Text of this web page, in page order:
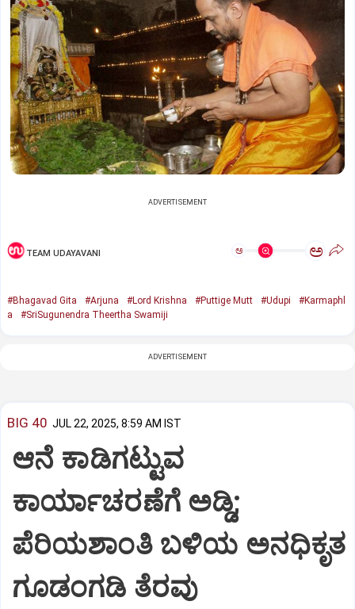
ADVERTISEMENT
TEAM UDAYAVANI ಅ ಅ
#Bhagavad Gita #Arjuna #Lord Krishna #Puttige Mutt #Udupi
#Karmaphl
a
#SriSugunendra Theertha Swamiji
ADVERTISEMENT
BIG 40 JUL 22, 2025, 8:59 AM IST
ಆನೆ ಕಾಡಿಗಟ್ಟುವ
ಕಾರ್ಯಾಚರಣೆಗೆ ಅಡ್ಡಿ;
ಪೆರಿಯಶಾಂತಿ ಬಳಿಯ ಅನಧಿಕೃತ
ಗೂಡಂಗಡಿ ತೆರವು